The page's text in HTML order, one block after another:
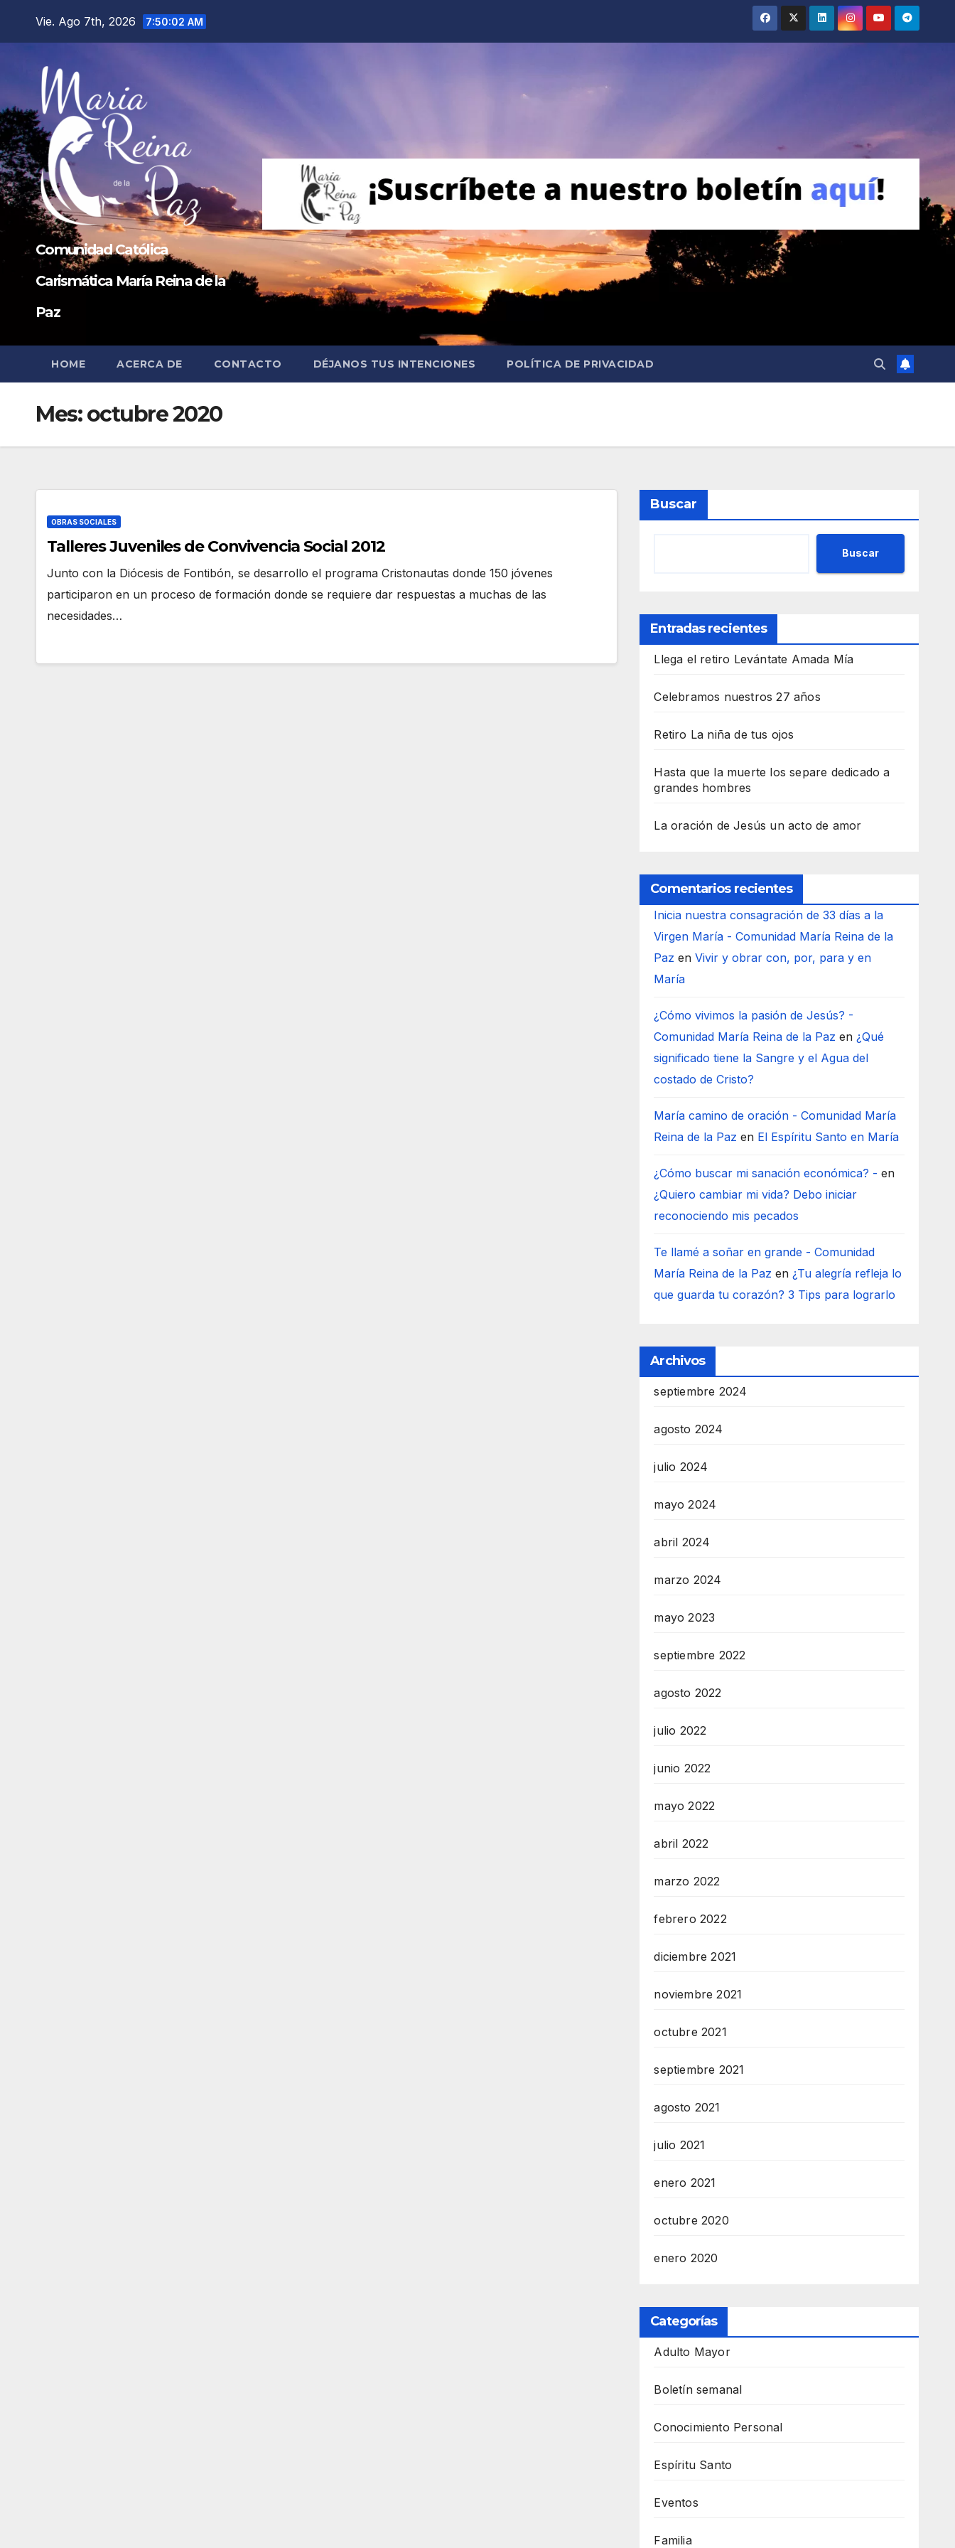
Vie. Ago 7th, 2026 7:50:03 AM
Comunidad Católica
Carismática María Reina de la
Paz
HOME ACERCA DE CONTACTO DÉJANOS TUS INTENCIONES POLÍTICA DE PRIVACIDAD
Mes:octubre 2020
OBRAS SOCIALES
Talleres Juveniles de Convivencia Social 2012
Junto con la Diócesis de Fontibón, se desarrollo el programa Cristonautas donde 150 jóvenes
participaron en un proceso de formación donde se requiere dar respuestas a muchas de las
necesidades…
Buscar
Buscar
Entradas recientes
Llega el retiro Levántate Amada Mía
Celebramos nuestros 27 años
Retiro La niña de tus ojos
Hasta que la muerte los separe dedicado a
grandes hombres
La oración de Jesús un acto de amor
Comentarios recientes
Inicia nuestra consagración de 33 días a la
Virgen María - Comunidad María Reina de la
Paz enVivir y obrar con, por, para y en
María
¿Cómo vivimos la pasión de Jesús? -
Comunidad María Reina de la Paz en ¿Qué
significado tiene la Sangre y el Agua del
costado de Cristo?
María camino de oración - Comunidad María
Reina de la Paz en El Espíritu Santo en María
¿Cómo buscar mi sanación económica? - en
¿Quiero cambiar mi vida? Debo iniciar
reconociendo mis pecados
Te llamé a soñar en grande - Comunidad
María Reina de la Paz en ¿Tu alegría refleja lo
que guarda tu corazón? 3 Tips para lograrlo
Archivos
septiembre 2024
agosto 2024
julio 2024
mayo 2024
abril 2024
marzo 2024
mayo 2023
septiembre 2022
agosto 2022
julio 2022
junio 2022
mayo 2022
abril 2022
marzo 2022
febrero 2022
diciembre 2021
noviembre 2021
octubre 2021
septiembre 2021
agosto 2021
julio 2021
enero 2021
octubre 2020
enero 2020
Categorías
Adulto Mayor
Boletín semanal
Conocimiento Personal
Espíritu Santo
Eventos
Familia